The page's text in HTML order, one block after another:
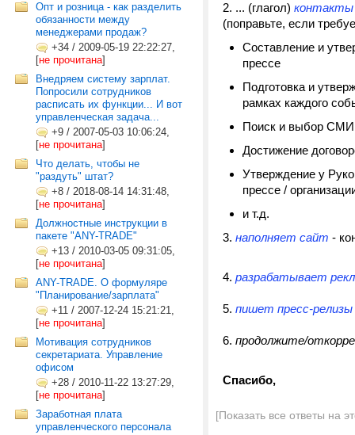
Опт и розница - как разделить
обязанности между
менеджерами продаж?
+34 / 2009-05-19 22:22:27,
[не прочитана]
Внедряем систему зарплат.
Попросили сотрудников
расписать их функции... И вот
управленческая задача...
+9 / 2007-05-03 10:06:24,
[не прочитана]
Что делать, чтобы не
"раздуть" штат?
+8 / 2018-08-14 14:31:48,
[не прочитана]
Должностные инструкции в
пакете "ANY-TRADE"
+13 / 2010-03-05 09:31:05,
[не прочитана]
ANY-TRADE. О формуляре
"Планирование/зарплата"
+11 / 2007-12-24 15:21:21,
[не прочитана]
Мотивация сотрудников
секретариата. Управление
офисом
+28 / 2010-11-22 13:27:29,
[не прочитана]
Заработная плата
управленческого персонала
2. ... (глагол) контакты
(поправьте, если
Составление и
прессе
Подготовка и
рамках каждого
Поиск и выбор СМИ
Достижение
Утверждение у
прессе /
и т.д.
3. наполняет сайт -
4. разрабатывает
5. пишет пресс-релизы
6. продолжите/
Спасибо,
[Показать все ответы на